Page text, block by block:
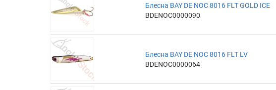
Блесна BAY DE NOC 8016 FLT GOLD ICE
BDENOC0000090
Блесна BAY DE NOC 8016 FLT LV
BDENOC0000064